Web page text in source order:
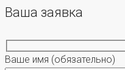
Ваша заявка
Ваше имя (обязательно)